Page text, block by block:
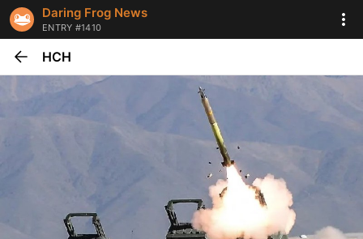
Daring Frog News
ENTRY #1410
НСН